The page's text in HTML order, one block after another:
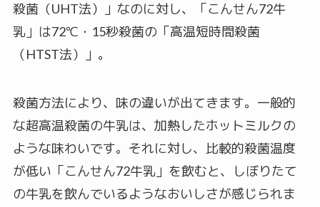
殺菌（UHT法）」なのに対し、「こんせん72牛
乳」は72℃・15秒殺菌の「高温短時間殺菌
（HTST法）」。
殺菌方法により、味の違いが出てきます。一般的
な超高温殺菌の牛乳は、加熱したホットミルクの
ような味わいです。それに対し、比較的殺菌温度
が低い「こんせん72牛乳」を飲むと、しぼりたて
の牛乳を飲んでいるようなおいしさが感じられま